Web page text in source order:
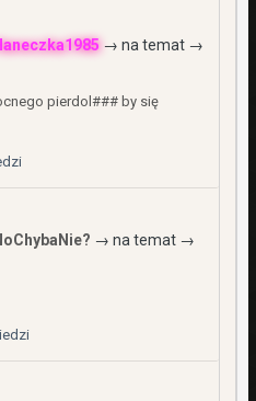
→ na temat →
pierdol### by się
→ na temat →